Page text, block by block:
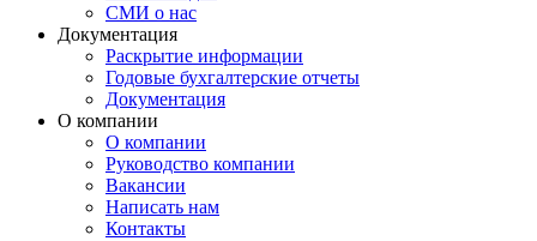
СМИ о нас
Документация
Раскрытие информации
Годовые бухгалтерские отчеты
Документация
О компании
О компании
Руководство компании
Вакансии
Написать нам
Контакты